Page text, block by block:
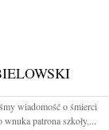
wiadomość o śmierci
patrona szkoły,...